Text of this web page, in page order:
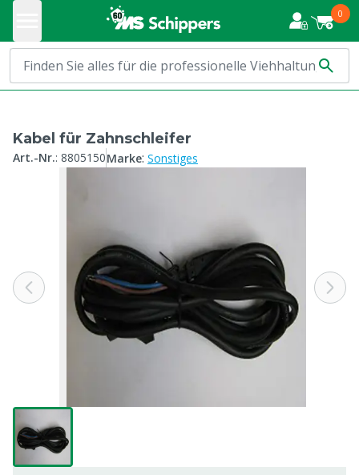
0
Kabel für Zahnschleifer
Art.-Nr.: 8805150Marke: Sonstiges